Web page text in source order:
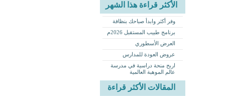
الأكثر قراءة هذا الشهر
وفر أكثر وابدأ صباحك بنظافة
برنامج طبيب المستقبل 2026م
العرض الأسطوري
عروض العودة للمدارس
اربح منحة دراسية في مدرسة
عالم الموهبة العالمية
المقالات الأكثر قراءة